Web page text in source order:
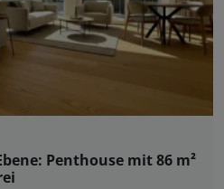
Penthouse mit 86 m²